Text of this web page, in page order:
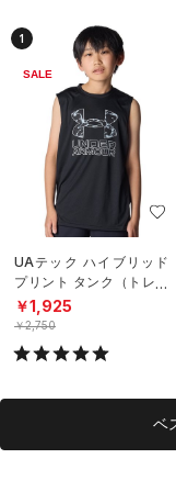
1
SALE
UAテック ハイブリッド
プリント タンク（トレー
ニング/BOYS）
￥1,925
￥2,750
ベ